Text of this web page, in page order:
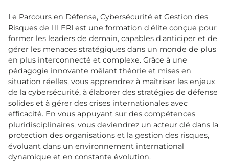
Le Parcours en Défense, Cybersécurité et Gestion des
Risques de l'ILERI est une formation d'élite conçue pour
former les leaders de demain, capables d'anticiper et de
gérer les menaces stratégiques dans un monde de plus
en plus interconnecté et complexe. Grâce à une
pédagogie innovante mêlant théorie et mises en
situation réelles, vous apprendrez à maîtriser les enjeux
de la cybersécurité, à élaborer des stratégies de défense
solides et à gérer des crises internationales avec
efficacité. En vous appuyant sur des compétences
pluridisciplinaires, vous deviendrez un acteur clé dans la
protection des organisations et la gestion des risques,
évoluant dans un environnement international
dynamique et en constante évolution.